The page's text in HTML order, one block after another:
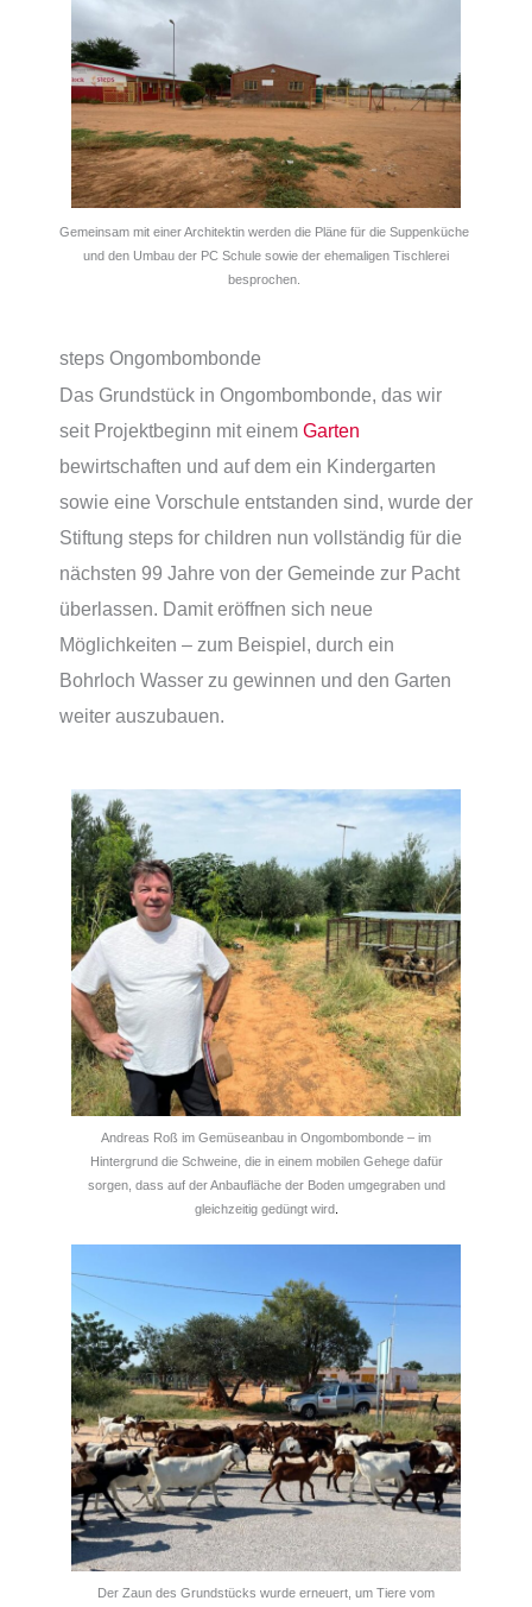
Gemeinsam mit einer Architektin werden die Pläne für die Suppenküche
und den Umbau der PC Schule sowie der ehemaligen Tischlerei
besprochen.
steps Ongombombonde
Das Grundstück in Ongombombonde, das wir
seit Projektbeginn mit einem Garten
bewirtschaften und auf dem ein Kindergarten
sowie eine Vorschule entstanden sind, wurde der
Stiftung steps for children nun vollständig für die
nächsten 99 Jahre von der Gemeinde zur Pacht
überlassen. Damit eröffnen sich neue
Möglichkeiten – zum Beispiel, durch ein
Bohrloch Wasser zu gewinnen und den Garten
weiter auszubauen.
Andreas Roß im Gemüseanbau in Ongombombonde – im
Hintergrund die Schweine, die in einem mobilen Gehege dafür
sorgen, dass auf der Anbaufläche der Boden umgegraben und
gleichzeitig gedüngt wird.
Der Zaun des Grundstücks wurde erneuert, um Tiere vom